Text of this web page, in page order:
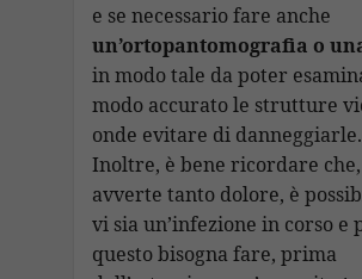
e se necessario fare anche
un’ortopantomografia o
in modo tale da poter
modo accurato le strutture
onde evitare di danneggiarle.
Inoltre, è bene ricordare che,
avverte tanto dolore, è
vi sia un’infezione in corso e
questo bisogna fare, prima